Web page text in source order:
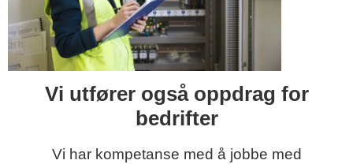
Vi utfører også oppdrag for
bedrifter
Vi har kompetanse med å jobbe med